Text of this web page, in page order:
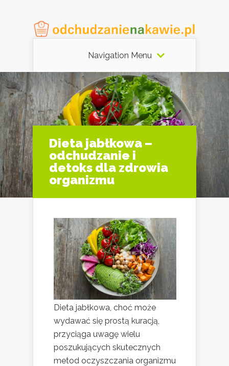
Navigation Menu
Dieta jabłkowa –
odchudzanie i
detoks dla zdrowia
organizmu
Dieta jabłkowa, choć może
wydawać się prostą kuracją,
przyciąga uwagę wielu
poszukujących skutecznych
metod oczyszczania organizmu